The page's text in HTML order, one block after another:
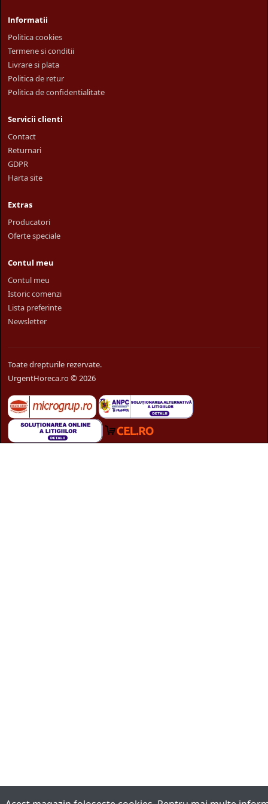
Informatii
Politica cookies
Termene si conditii
Livrare si plata
Politica de retur
Politica de confidentialitate
Servicii clienti
Contact
Returnari
GDPR
Harta site
Extras
Producatori
Oferte speciale
Contul meu
Contul meu
Istoric comenzi
Lista preferinte
Newsletter
Toate drepturile rezervate.
UrgentHoreca.ro © 2026